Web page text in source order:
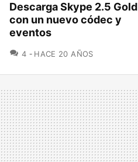
Descarga Skype 2.5 Gold
con un nuevo códec y
eventos
4 COMENTARIOS
HACE 20 AÑOS